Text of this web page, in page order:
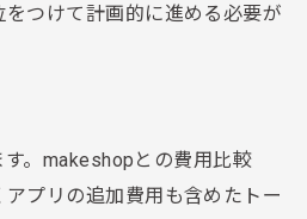
つけて計画的に進める必要が
。makeshopとの費用比較
プリの追加費用も含めたトー